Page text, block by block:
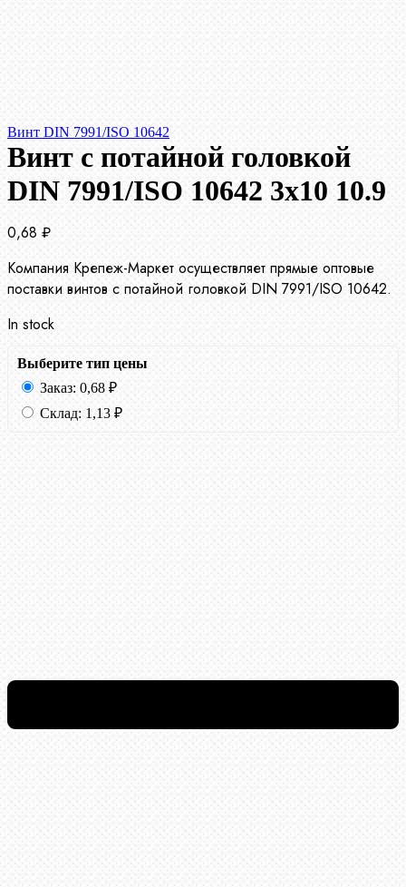
Винт DIN 7991/ISO 10642
Винт с потайной головкой
DIN 7991/ISO 10642 3х10 10.9
0,68 ₽
Компания Крепеж-Маркет осуществляет прямые оптовые
поставки винтов с потайной головкой DIN 7991/ISO 10642.
In stock
Выберите тип цены
Заказ: 0,68 ₽
Склад: 1,13 ₽